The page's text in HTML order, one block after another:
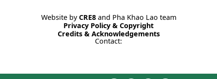
Website byCRE8and Pha Khao Lao team
Privacy Policy & Copyright
Credits & Acknowledgements
Contact: